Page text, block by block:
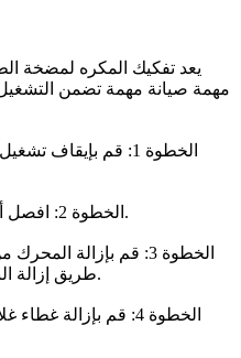
يعد تفكيك المكره لمضخة
مهمة صيانة مهمة تضمن
الخطوة 1: قم
الخطوة 2: افصل أنابيب الشفط والتفريغ من المضخة.
الخطوة 3: قم بإزالة
طريق إزالة البراغي التي تثبت المحرك في مكانه.
الخطوة 4: قم